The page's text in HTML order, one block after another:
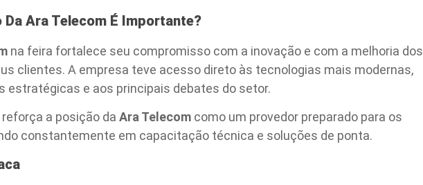
Ara Telecom É Importante?
na feira fortalece seu compromisso com a inovação e com a melhoria dos
clientes. A empresa teve acesso direto às tecnologias mais modernas,
estratégicas e aos principais debates do setor.
a posição da Ara Telecom como um provedor preparado para os
constantemente em capacitação técnica e soluções de ponta.